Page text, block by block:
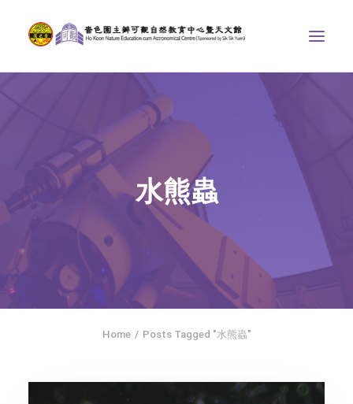
博物天地
比賽/專題計劃
SEARCH
社交平台
水熊蟲
Home Posts Tagged "水熊蟲"